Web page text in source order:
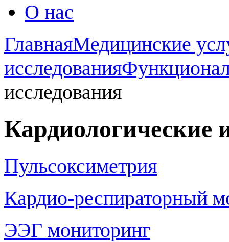
О нас
ГлавнаяМедицинские
исследования
исследования
Кардиологические
Пульсоксиметрия
Кардио-респираторный
ЭЭГ мониторинг